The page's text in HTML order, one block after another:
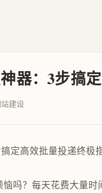
器：3步搞
建设
吗？每天花费大量